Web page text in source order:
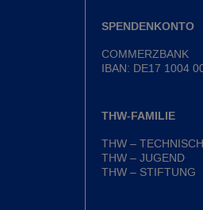
SPENDENKONTO
COMMERZBANK
IBAN: DE17 1004
THW-FAMILIE
THW –
THW – JUGEND
THW – STIFTUNG